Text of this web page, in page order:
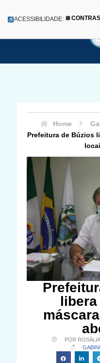
para
ACESSIBILIDADE:
Home
Prefeitura de Búzios
POR